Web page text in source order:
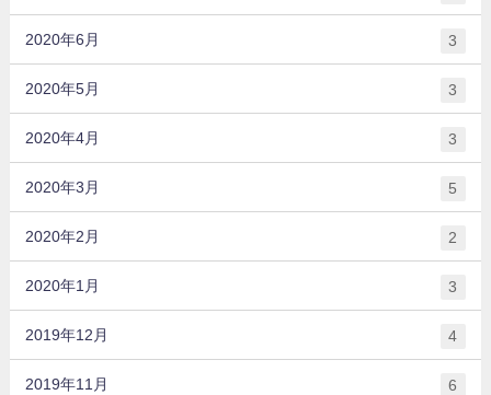
2020年6月 3
2020年5月 3
2020年4月 3
2020年3月 5
2020年2月 2
2020年1月 3
2019年12月 4
2019年11月 6